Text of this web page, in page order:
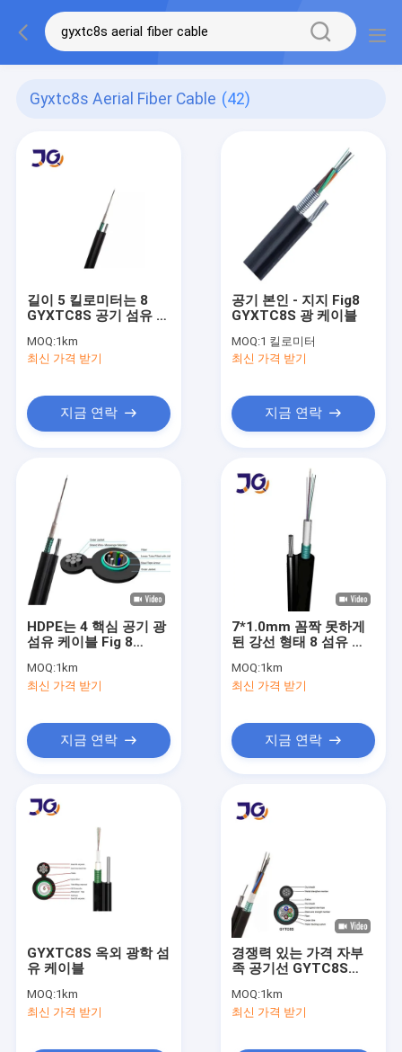
Gyxtc8s Aerial Fiber Cable (42)
길이 5 킬로미터는 8
GYXTC8S 공기 섬유 케
니다
MOQ:1km
최신 가격 받기
지금 연락
공기 본인 - 지지 Fig8
GYXTC8S 광 케이블
MOQ:1 킬로미터
최신 가격 받기
지금 연락
HDPE는 4 핵심 공기 광
섬유 케이블 Fig 8
MOQ:1km
최신 가격 받기
지금 연락
7*1.0mm 꼼짝 못하게
된 강선 형태 8 섬유 케
MOQ:1km
최신 가격 받기
지금 연락
GYXTC8S 옥외 광학 섬
유 케이블
MOQ:1km
최신 가격 받기
경쟁력 있는 가격 자부
족 공기선 GYTC8S
12 24 48 96 144 코어
오버헤드 광섬유 케이블
MOQ:1km
최신 가격 받기